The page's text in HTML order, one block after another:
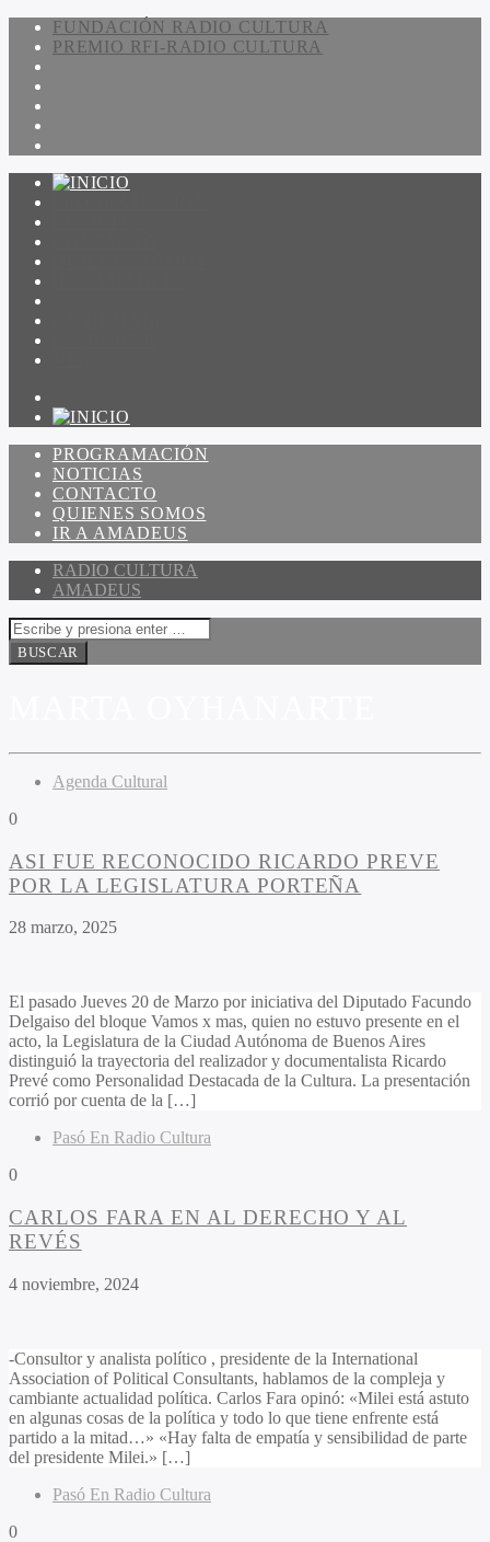
FUNDACIÓN RADIO CULTURA
PREMIO RFI-RADIO CULTURA
PROGRAMACIÓN
NOTICIAS
CONTACTO
QUIENES SOMOS
IR A AMADEUS
RADIO CULTURA
AMADEUS
Agenda Cultural
0
ASI FUE RECONOCIDO RICARDO PREVE
POR LA LEGISLATURA PORTEÑA
28 marzo, 2025
El pasado Jueves 20 de Marzo por iniciativa del Diputado Facundo
Delgaiso del bloque Vamos x mas, quien no estuvo presente en el
acto, la Legislatura de la Ciudad Autónoma de Buenos Aires
distinguió la trayectoria del realizador y documentalista Ricardo
Prevé como Personalidad Destacada de la Cultura. La presentación
corrió por cuenta de la […]
Pasó En Radio Cultura
0
CARLOS FARA EN AL DERECHO Y AL
REVÉS
4 noviembre, 2024
-Consultor y analista político , presidente de la International
Association of Political Consultants, hablamos de la compleja y
cambiante actualidad política. Carlos Fara opinó: «Milei está astuto
en algunas cosas de la política y todo lo que tiene enfrente está
partido a la mitad…» «Hay falta de empatía y sensibilidad de parte
del presidente Milei.» […]
Pasó En Radio Cultura
0